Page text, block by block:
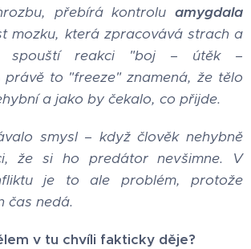
přebírá kontrolu amygdala
mozku, která zpracovává strach a
spouští reakci "boj – útěk –
právě to "freeze" znamená, že tělo
a jako by čekalo, co přijde.
smysl – když člověk nehybně
že si ho predátor nevšimne. V
je to ale problém, protože
čas nedá.
v tu chvíli fakticky děje?